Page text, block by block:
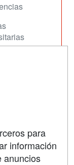
para
información
anuncios